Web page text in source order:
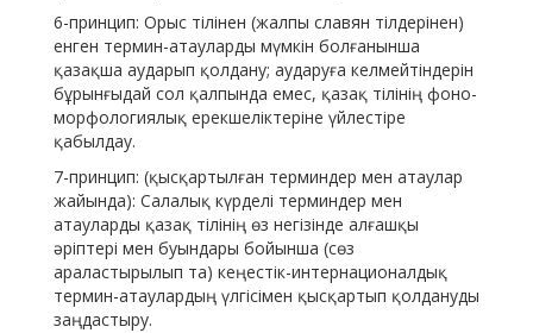
6-принцип: Орыс тілінен (жалпы славян тілдерінен)
енген термин-атауларды мүмкін болғанынша
қазақша аударып қолдану; аударуға келмейтіндерін
бұрынғыдай сол қалпында емес, қазақ тілінің фоно-
морфологиялық ерекшеліктеріне үйлестіре
қабылдау.
7-принцип: (қысқартылған терминдер мен атаулар
жайында): Салалық күрделі терминдер мен
атауларды қазақ тілінің өз негізінде алғашқы
әріптері мен буындары бойынша (сөз
араластырылып та) кеңестік-интернационалдық
термин-атаулардың үлгісімен қысқартып қолдануды
заңдастыру.